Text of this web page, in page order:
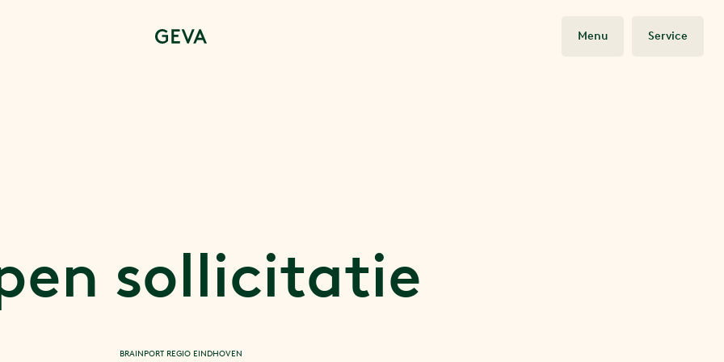
Menu Service
sollicitatie
BRAINPORT REGIO EINDHOVEN